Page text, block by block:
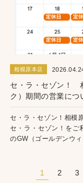
相模原本店
セ・ラ・セゾン！
ク）期間の営業につ
セ・ラ・セゾン！相模
セ・ラ・セゾン！をご
のGW（ゴールデンウ
1 2 3